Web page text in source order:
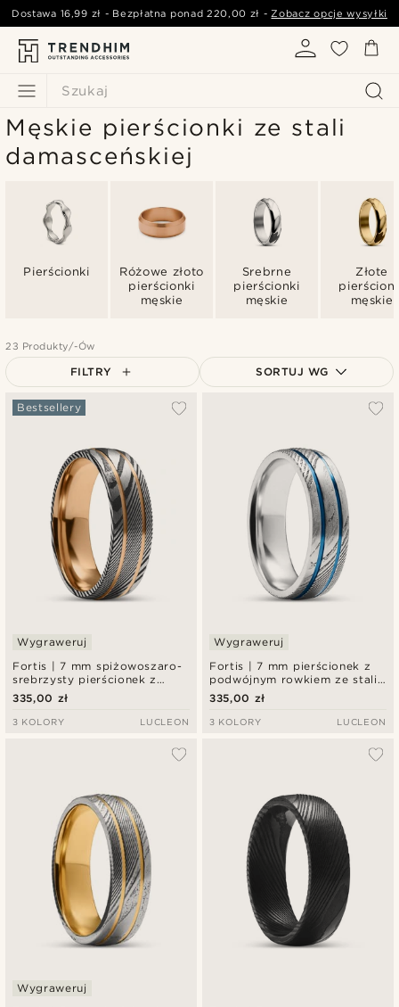
Szukaj
Dostawa 16,99 zł - Bezpłatna ponad220,00 zł -Zobacz opcje wysyłki
Męskie pierścionki ze stali
damasceńskiej
Pierścionki
Różowe złoto
pierścionki
męskie
Srebrne
pierścionki
męskie
Złote
męskie
23 Produkty/-Ów
FILTRY SORTUJ WG
Najniższa cena
Najwyższa cena
Fortis | 7 mm spiżowoszaro-
srebrzysty pierścionek z
podwójnym rowkiem ze stali
damasceńskiej i różowo-
złotego tytanu
Bestsellery
Wygraweruj
335,00 zł
3 KOLORY LUCLEON
Fortis | 7 mm pierścionek z
podwójnym rowkiem ze stali
damasceńskiej i niebieskiego
tytanu
Wygraweruj
335,00 zł
3 KOLORY LUCLEON
Wygraweruj